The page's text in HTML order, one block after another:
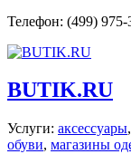
Телефон: (499)
BUTIK.RU
Услуги: аксессуары,
обуви, магазины